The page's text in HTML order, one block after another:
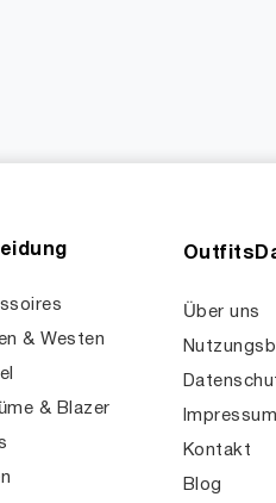
& Westen
& Blazer
Über uns
Impressum
Kontakt
Blog